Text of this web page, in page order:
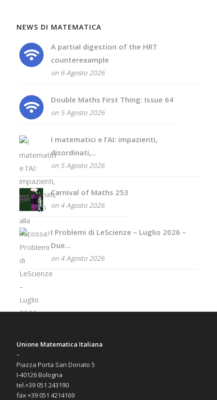
NEWS DI MATEMATICA
A partial digestion of the HRT
counterexample
on 6 Agosto 2026
Double Maths First Thing: Issue 64
on 5 Agosto 2026
I matematici e l’AI: impazienti,
disordinati,...
on 5 Agosto 2026
Carnival of Maths 253
on 4 Agosto 2026
I Problemi di LeScienze – Luglio 2026 –
Due...
on 4 Agosto 2026
Unione Matematica Italiana
–
Piazza Porta San Donato 5
I-40126 Bologna
tel.+39 051 243190
fax +39 051 4214169